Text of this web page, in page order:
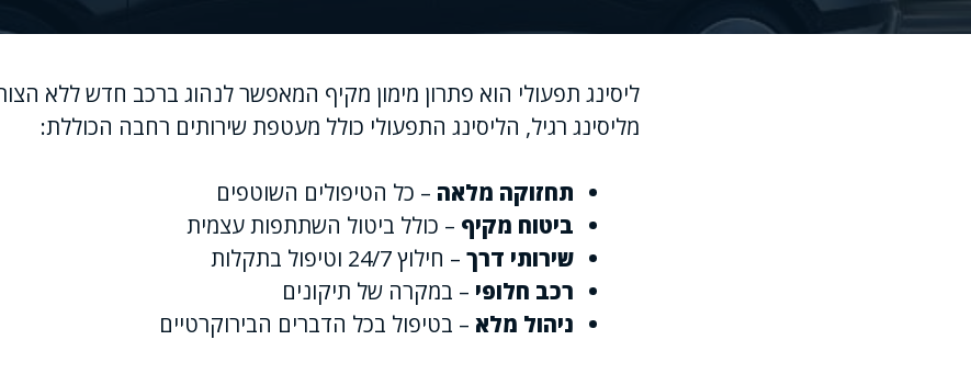
ליסינג תפעולי הוא פתרון מימון מקיף המאפשר לנהוג ברכב חדש ללא
מליסינג רגיל, הליסינג התפעולי כולל מעטפת שירותים רחבה הכוללת:
תחזוקה מלאה – כל הטיפולים השוטפים
ביטוח מקיף – כולל ביטול השתתפות עצמית
שירותי דרך – חילוץ 24/7 וטיפול בתקלות
רכב חלופי – במקרה של תיקונים
ניהול מלא – בטיפול בכל הדברים הבירוקרטיים